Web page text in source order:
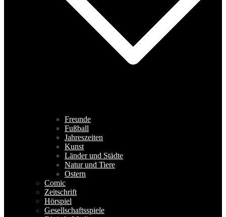
Freunde
Fußball
Jahreszeiten
Kunst
Länder und Städte
Natur und Tiere
Ostern
Comic
Zeitschrift
Hörspiel
Gesellschaftsspiele